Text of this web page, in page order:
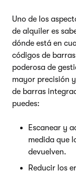
Uno de los
de alquiler es
dónde está en
códigos de
poderosa de
mayor precisión
de barras
puedes:
Escanear y
medida que
devuelven.
Reducir los